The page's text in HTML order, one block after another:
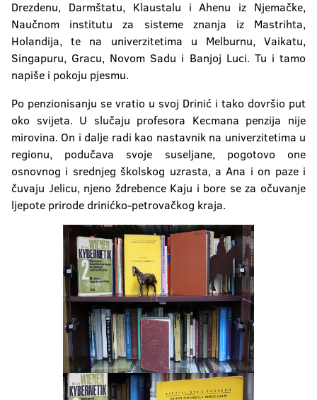
Drezdenu, Darmštatu, Klaustalu i Ahenu iz Njemačke,
Naučnom institutu za sisteme znanja iz Mastrihta,
Holandija, te na univerzitetima u Melburnu, Vaikatu,
Singapuru, Gracu, Novom Sadu i Banjoj Luci. Tu i tamo
napiše i pokoju pjesmu.
Po penzionisanju se vratio u svoj Drinić i tako dovršio put
oko svijeta. U slučaju profesora Kecmana penzija nije
mirovina. On i dalje radi kao nastavnik na univerzitetima u
regionu, podučava svoje suseljane, pogotovo one
osnovnog i srednjeg školskog uzrasta, a Ana i on paze i
čuvaju Jelicu, njeno ždrebence Kaju i bore se za očuvanje
ljepote prirode drinićko-petrovačkog kraja.